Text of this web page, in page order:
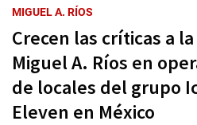
MIGUEL A. RÍOS
Crecen las críticas a
Miguel A. Ríos en
de locales del grupo
Eleven en México